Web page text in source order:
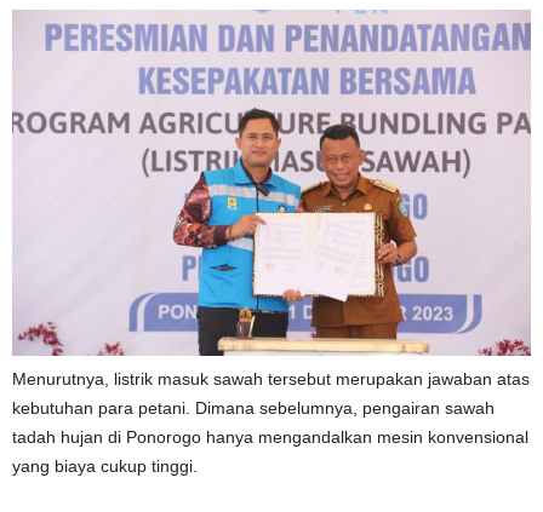
Menurutnya, listrik masuk sawah tersebut merupakan jawaban atas
kebutuhan para petani. Dimana sebelumnya, pengairan sawah
tadah hujan di Ponorogo hanya mengandalkan mesin konvensional
yang biaya cukup tinggi.